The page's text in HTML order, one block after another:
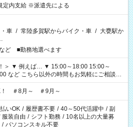
定内支給 ※派遣先による
車 / 常陸多賀駅からバイク・車 / 大甕駅か
ど ■勤務地選べます
～
気軽にご相談く
！ ＃8月～ ＃9月～
いOK / 履歴書不要 / 40～50代活躍中 / 副
服装自由 / シフト勤務 / 10名以上の大量募
/ パソコンスキル不要